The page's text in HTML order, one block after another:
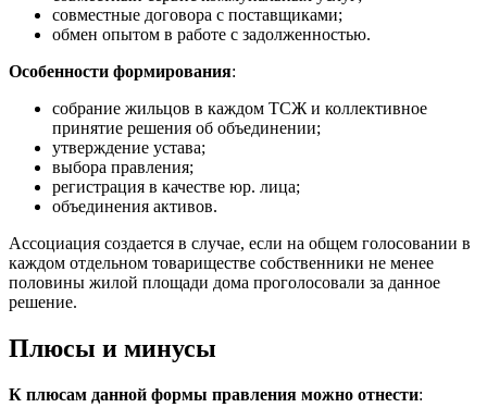
совместные договора с поставщиками;
обмен опытом в работе с задолженностью.
Особенности формирования:
собрание жильцов в каждом ТСЖ и коллективное
принятие решения об объединении;
утверждение устава;
выбора правления;
регистрация в качестве юр. лица;
объединения активов.
Ассоциация создается в случае, если на общем голосовании в
каждом отдельном товариществе собственники не менее
половины жилой площади дома проголосовали за данное
решение.
Плюсы и минусы
К плюсам данной формы правления можно отнести: